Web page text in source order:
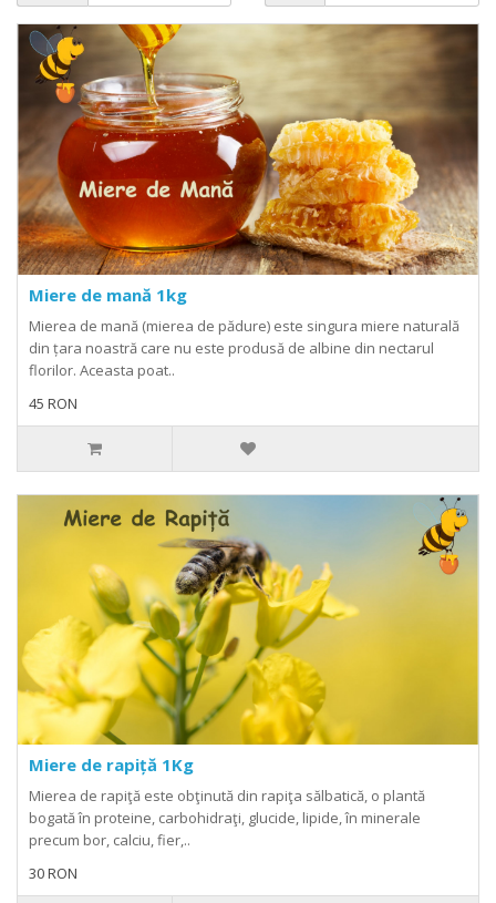
Miere de mană 1kg
Mierea de mană (mierea de pădure) este singura miere naturală
din țara noastră care nu este produsă de albine din nectarul
florilor. Aceasta poat..
45 RON
Miere de rapiță 1Kg
Mierea de rapiţă este obţinută din rapiţa sălbatică, o plantă
bogată în proteine, carbohidraţi, glucide, lipide, în minerale
precum bor, calciu, fier,..
30 RON